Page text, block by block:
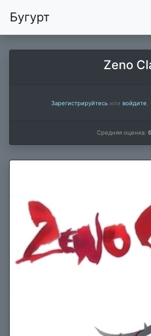
Бугурт
Zeno
Зарегистрируйтесьили войдите
Средняя оценка: 6